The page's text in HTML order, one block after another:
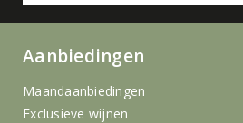
Aanbiedingen
Maandaanbiedingen
Exclusieve wijnen